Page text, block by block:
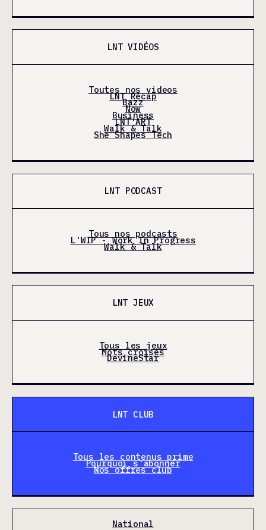
LNT VIDÉOS
Toutes nos videos
LNT Récap
Bazz
Now
Business
LNT'ART
Walk & Talk
She Shapes Tech
LNT PODCAST
Tous nos podcasts
L'WIP - Work In Progress
Walk & Talk
LNT JEUX
Tous les jeux
Mots croisés
DevineStar
LNT CLUB
Tous les contenus prime
Pourquoi s'abonner
Nos offres club
National